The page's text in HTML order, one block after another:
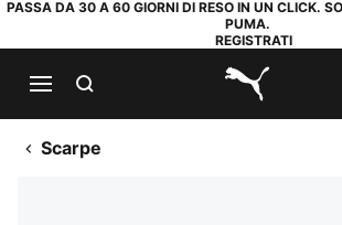
PASSA DA 30 A 60 GIORNI DI RESO IN UN CLICK.
PUMA.
REGISTRATI
PUMA.com
Scarpe